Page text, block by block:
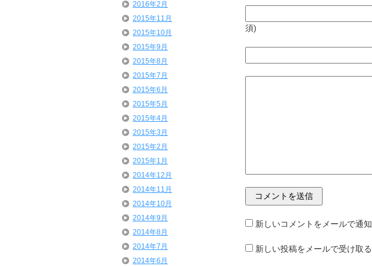
須)
新しいコメントをメールで通知
新しい投稿をメールで受け取る
2016年2月
2015年11月
2015年10月
2015年9月
2015年8月
2015年7月
2015年6月
2015年5月
2015年4月
2015年3月
2015年2月
2015年1月
2014年12月
2014年11月
2014年10月
2014年9月
2014年8月
2014年7月
2014年6月